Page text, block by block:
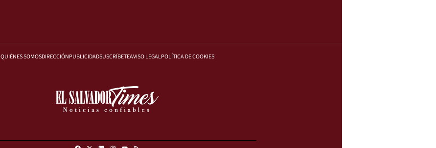
QUIÉNES SOMOSDIRECCIÓNPUBLICIDADSUSCRÍBETEAVISO LEGALPOLÍTICA DE COOKIES